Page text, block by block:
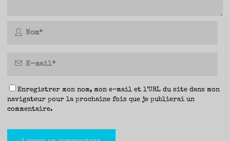
Enregistrer mon nom, mon e-mail et l’URL du site dans mon
navigateur pour la prochaine fois que je publierai un
commentaire.